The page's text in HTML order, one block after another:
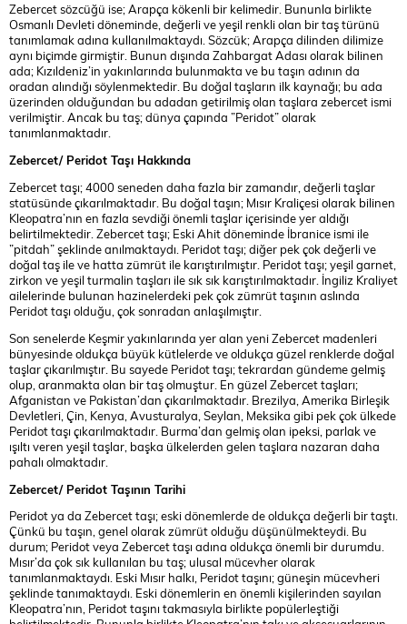
Zebercet sözcüğü ise; Arapça kökenli bir kelimedir. Bununla birlikte
Osmanlı Devleti döneminde, değerli ve yeşil renkli olan bir taş türünü
tanımlamak adına kullanılmaktaydı. Sözcük; Arapça dilinden dilimize
aynı biçimde girmiştir. Bunun dışında Zahbargat Adası olarak bilinen
ada; Kızıldeniz’in yakınlarında bulunmakta ve bu taşın adının da
oradan alındığı söylenmektedir. Bu doğal taşların ilk kaynağı; bu ada
üzerinden olduğundan bu adadan getirilmiş olan taşlara zebercet ismi
verilmiştir. Ancak bu taş; dünya çapında ”Peridot” olarak
tanımlanmaktadır.
Zebercet/ Peridot Taşı Hakkında
Zebercet taşı; 4000 seneden daha fazla bir zamandır, değerli taşlar
statüsünde çıkarılmaktadır. Bu doğal taşın; Mısır Kraliçesi olarak bilinen
Kleopatra’nın en fazla sevdiği önemli taşlar içerisinde yer aldığı
belirtilmektedir. Zebercet taşı; Eski Ahit döneminde İbranice ismi ile
”pitdah” şeklinde anılmaktaydı. Peridot taşı; diğer pek çok değerli ve
doğal taş ile ve hatta zümrüt ile karıştırılmıştır. Peridot taşı; yeşil garnet,
zirkon ve yeşil turmalin taşları ile sık sık karıştırılmaktadır. İngiliz Kraliyet
ailelerinde bulunan hazinelerdeki pek çok zümrüt taşının aslında
Peridot taşı olduğu, çok sonradan anlaşılmıştır.
Son senelerde Keşmir yakınlarında yer alan yeni Zebercet madenleri
bünyesinde oldukça büyük kütlelerde ve oldukça güzel renklerde doğal
taşlar çıkarılmıştır. Bu sayede Peridot taşı; tekrardan gündeme gelmiş
olup, aranmakta olan bir taş olmuştur. En güzel Zebercet taşları;
Afganistan ve Pakistan’dan çıkarılmaktadır. Brezilya, Amerika Birleşik
Devletleri, Çin, Kenya, Avusturalya, Seylan, Meksika gibi pek çok ülkede
Peridot taşı çıkarılmaktadır. Burma’dan gelmiş olan ipeksi, parlak ve
ışıltı veren yeşil taşlar, başka ülkelerden gelen taşlara nazaran daha
pahalı olmaktadır.
Zebercet/ Peridot Taşının Tarihi
Peridot ya da Zebercet taşı; eski dönemlerde de oldukça değerli bir taştı.
Çünkü bu taşın, genel olarak zümrüt olduğu düşünülmekteydi. Bu
durum; Peridot veya Zebercet taşı adına oldukça önemli bir durumdu.
Mısır’da çok sık kullanılan bu taş; ulusal mücevher olarak
tanımlanmaktaydı. Eski Mısır halkı, Peridot taşını; güneşin mücevheri
şeklinde tanımaktaydı. Eski dönemlerin en önemli kişilerinden sayılan
Kleopatra’nın, Peridot taşını takmasıyla birlikte popülerleştiği